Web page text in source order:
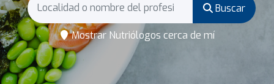
Buscar
Mostrar Nutriólogos cerca de mí